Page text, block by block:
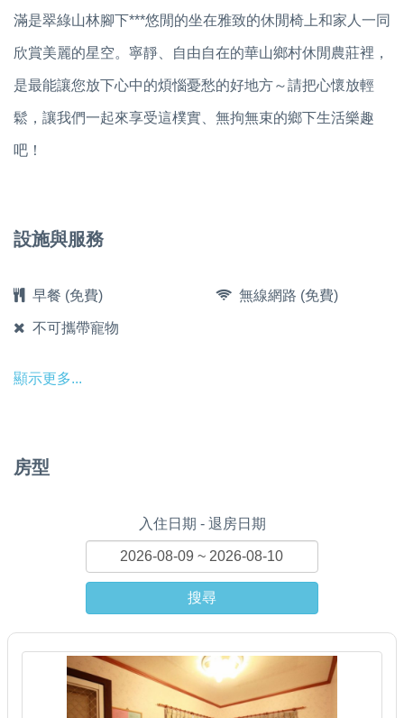
滿是翠綠山林腳下***悠閒的坐在雅致的休閒椅上和家人一同
欣賞美麗的星空。寧靜、自由自在的華山鄉村休閒農莊裡，
是最能讓您放下心中的煩惱憂愁的好地方～請把心懷放輕
鬆，讓我們一起來享受這樸實、無拘無束的鄉下生活樂趣
吧！
設施與服務
早餐 (免費) 無線網路 (免費)
不可攜帶寵物
顯示更多...
房型
入住日期 - 退房日期
搜尋